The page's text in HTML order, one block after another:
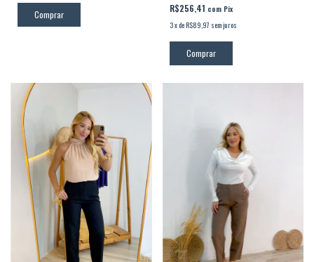
Comprar R$256,41 com Pix
3xdeR$89,97 sem juros
Comprar